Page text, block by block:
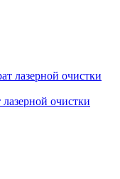
очистки